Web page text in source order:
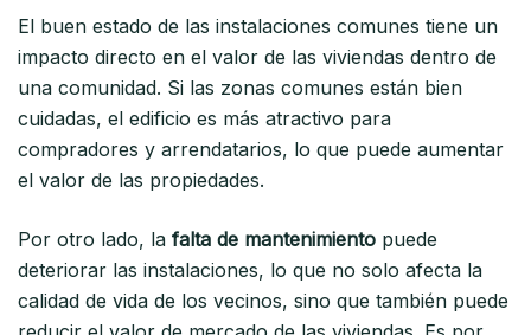
El buen estado de las instalaciones comunes tiene un
impacto directo en el valor de las viviendas dentro de
una comunidad. Si las zonas comunes están bien
cuidadas, el edificio es más atractivo para
compradores y arrendatarios, lo que puede aumentar
el valor de las propiedades.
Por otro lado, la falta de mantenimiento puede
deteriorar las instalaciones, lo que no solo afecta la
calidad de vida de los vecinos, sino que también puede